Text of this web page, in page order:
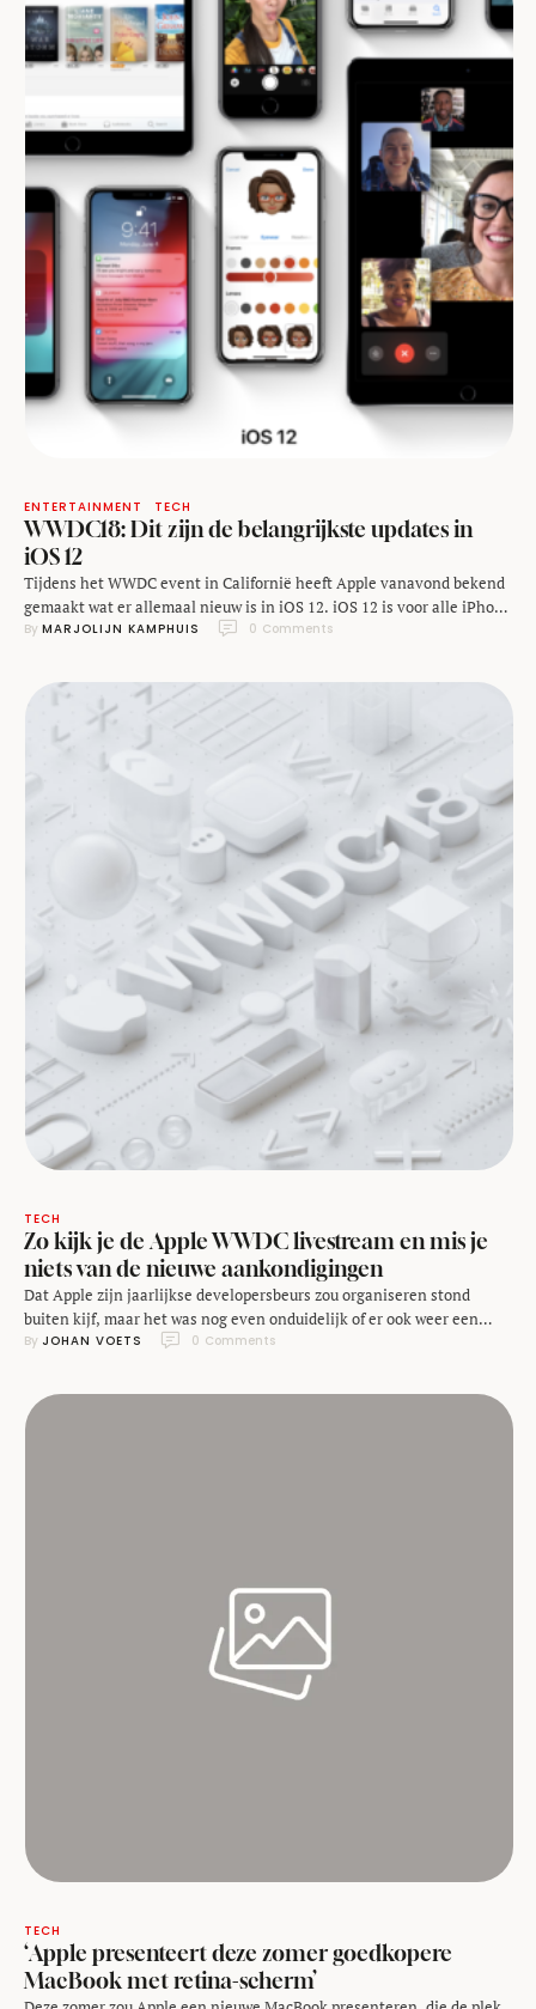
ENTERTAINMENT TECH
WWDC18: Dit zijn de belangrijkste updates in
iOS 12
Tijdens het WWDC event in Californië heeft Apple vanavond bekend
gemaakt wat er allemaal nieuw is in iOS 12. iOS 12 is voor alle iPhone
of iPad bezitters wederom gratis te downloaden en installeren. De
Sneller [related slug="/wwdc18-wat-is-er-allemaal-nieuw-in-macos-
mojave/"]In iOS 12 heeft Apple werk gemaakt …
By MARJOLIJN KAMPHUIS 0 Comments
TECH
Zo kijk je de Apple WWDC livestream en mis je
niets van de nieuwe aankondigingen
Dat Apple zijn jaarlijkse developersbeurs zou organiseren stond
buiten kijf, maar het was nog even onduidelijk of er ook weer een
officiële opening met nieuwe aankondigingen zou plaatsvinden en of
en vanaf vanavond 19.00 uur kunnen we Tim Cook en collega's live
volgen! Je …
By JOHAN VOETS 0 Comments
TECH
‘Apple presenteert deze zomer goedkopere
MacBook met retina-scherm’